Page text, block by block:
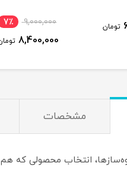
تومان 9,000,000 7٪
8,400,000
مشخصات
انتخاب محصولی که